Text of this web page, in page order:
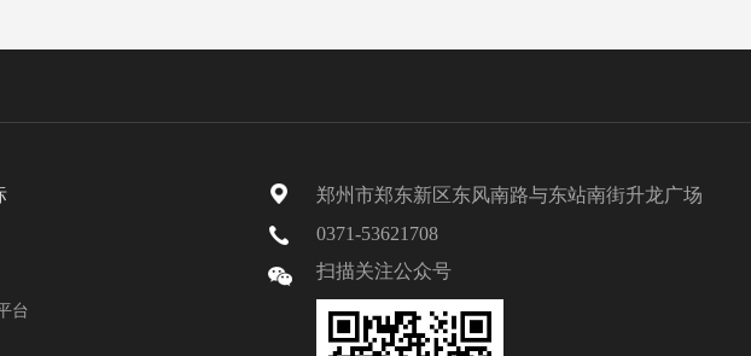
台
郑州市郑东新区东风南路与东站南街升龙广场
0371-53621708
扫描关注公众号